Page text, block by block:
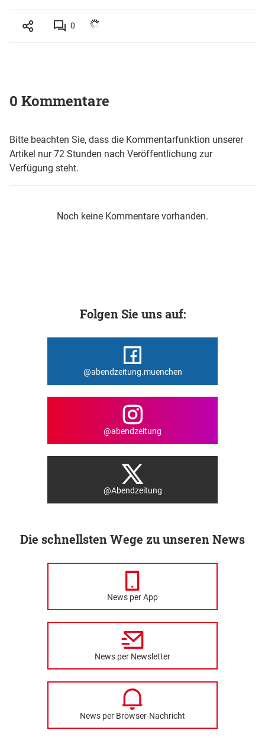
0
0 Kommentare
Bitte beachten Sie, dass die Kommentarfunktion unserer
Artikel nur 72 Stunden nach Veröffentlichung zur
Verfügung steht.
Noch keine Kommentare vorhanden.
Folgen Sie uns auf:
@abendzeitung.muenchen
@abendzeitung
@Abendzeitung
Die schnellsten Wege zu unseren News
News per App
News per Newsletter
News per Browser-Nachricht